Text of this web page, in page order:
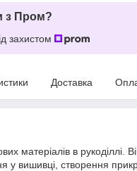
з Пром?
захистом
Доставка
матеріалів в рукоділлі.
у вишивці, створення